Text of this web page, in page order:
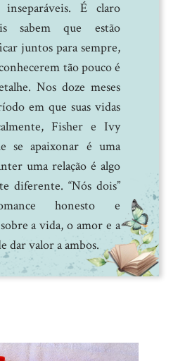
inseparáveis. É claro
sabem que estão
juntos para sempre,
tão pouco é
Nos doze meses
em que suas vidas
Fisher e Ivy
se apaixonar é uma
uma relação é algo
diferente. “Nós dois”
honesto e
a vida, o amor e a
dar valor a ambos.